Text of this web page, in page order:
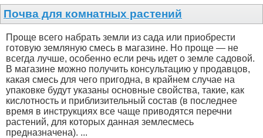
Почва для комнатных растений
Проще всего набрать земли из сада или приобрести
готовую земляную смесь в магазине. Но проще — не
всегда лучше, особенно если речь идет о земле садовой.
В магазине можно получить консультацию у продавцов,
какая смесь для чего пригодна, в крайнем случае на
упаковке будут указаны основные свойства, такие, как
кислотность и приблизительный состав (в последнее
время в инструкциях все чаще приводятся перечни
растений, для которых данная землесмесь
предназначена). ...